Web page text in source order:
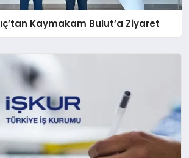
Kaymakam Bulut’a Ziyaret